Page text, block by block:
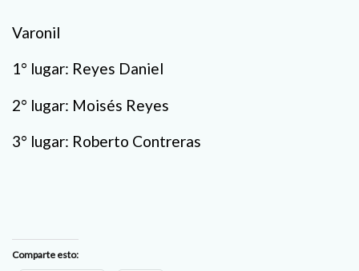
Varonil
1° lugar: Reyes Daniel
2° lugar: Moisés Reyes
3° lugar: Roberto Contreras
Comparte esto: